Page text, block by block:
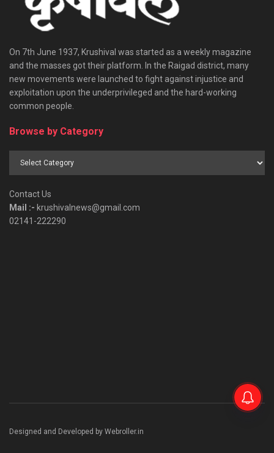
On 7th June 1937, Krushival was started as a weekly magazine
and the masses got their platform. In the Raigad district, many
new movements were launched to fight against injustice and
exploitation upon the underprivileged and the hard-working
common people.
Browse by Category
Contact Us
Mail :- krushivalnews@gmail.com
02141-222290
Designed and Developed by Webroller.in